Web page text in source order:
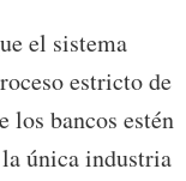
el sistema
estricto de
los bancos estén
única industria